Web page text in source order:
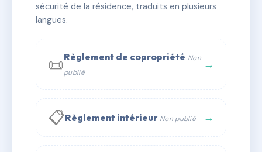
📞 Contacter Syndic Digital
sécurité de la résidence, traduits en plusieurs
langues.
📜Règlement de copropriété Non
publié
→
📋Règlement intérieur Non publié →